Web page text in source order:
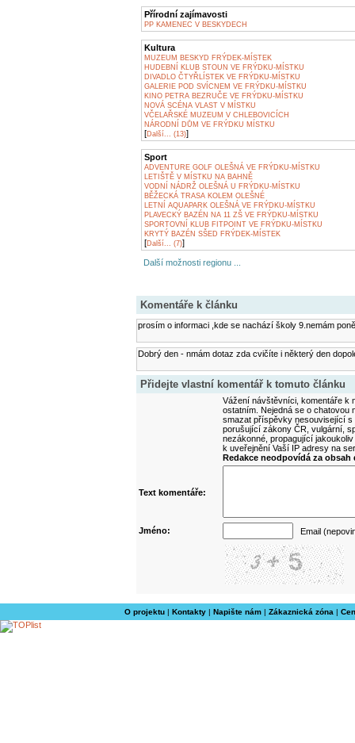
Přírodní zajímavosti
PP KAMENEC V BESKYDECH
Kultura
MUZEUM BESKYD FRÝDEK-MÍSTEK
HUDEBNÍ KLUB STOUN VE FRÝDKU-MÍSTKU
DIVADLO ČTYŘLÍSTEK VE FRÝDKU-MÍSTKU
GALERIE POD SVÍCNEM VE FRÝDKU-MÍSTKU
KINO PETRA BEZRUČE VE FRÝDKU-MÍSTKU
NOVÁ SCÉNA VLAST V MÍSTKU
VČELAŘSKÉ MUZEUM V CHLEBOVICÍCH
NÁRODNÍ DŮM VE FRÝDKU MÍSTKU
[Další... (13)]
Sport
ADVENTURE GOLF OLEŠNÁ VE FRÝDKU-MÍSTKU
LETIŠTĚ V MÍSTKU NA BAHNĚ
VODNÍ NÁDRŽ OLEŠNÁ U FRÝDKU-MÍSTKU
BĚŽECKÁ TRASA KOLEM OLEŠNÉ
LETNÍ AQUAPARK OLEŠNÁ VE FRÝDKU-MÍSTKU
PLAVECKÝ BAZÉN NA 11 ZŠ VE FRÝDKU-MÍSTKU
SPORTOVNÍ KLUB FITPOINT VE FRÝDKU-MÍSTKU
KRYTÝ BAZÉN SŠED FRÝDEK-MÍSTEK
[Další... (7)]
Další možnosti regionu ...
Komentáře k článku
prosím o informaci ,kde se nachází školy 9.nemám
Dobrý den - nmám dotaz zda cvičíte i některý den
Přidejte vlastní komentář k tomuto článku
Vážení návštěvníci, komentáře k
ostatním. Nejedná se o
smazat příspěvky nesouvisející
porušující zákony ČR, vulgární,
nezákonné, propagující
k uveřejnění Vaší IP adresy na
Redakce neodpovídá za
Text komentáře:
Jméno: Email
O projektu| Kontakty| Napište nám| Zákaznická zóna |